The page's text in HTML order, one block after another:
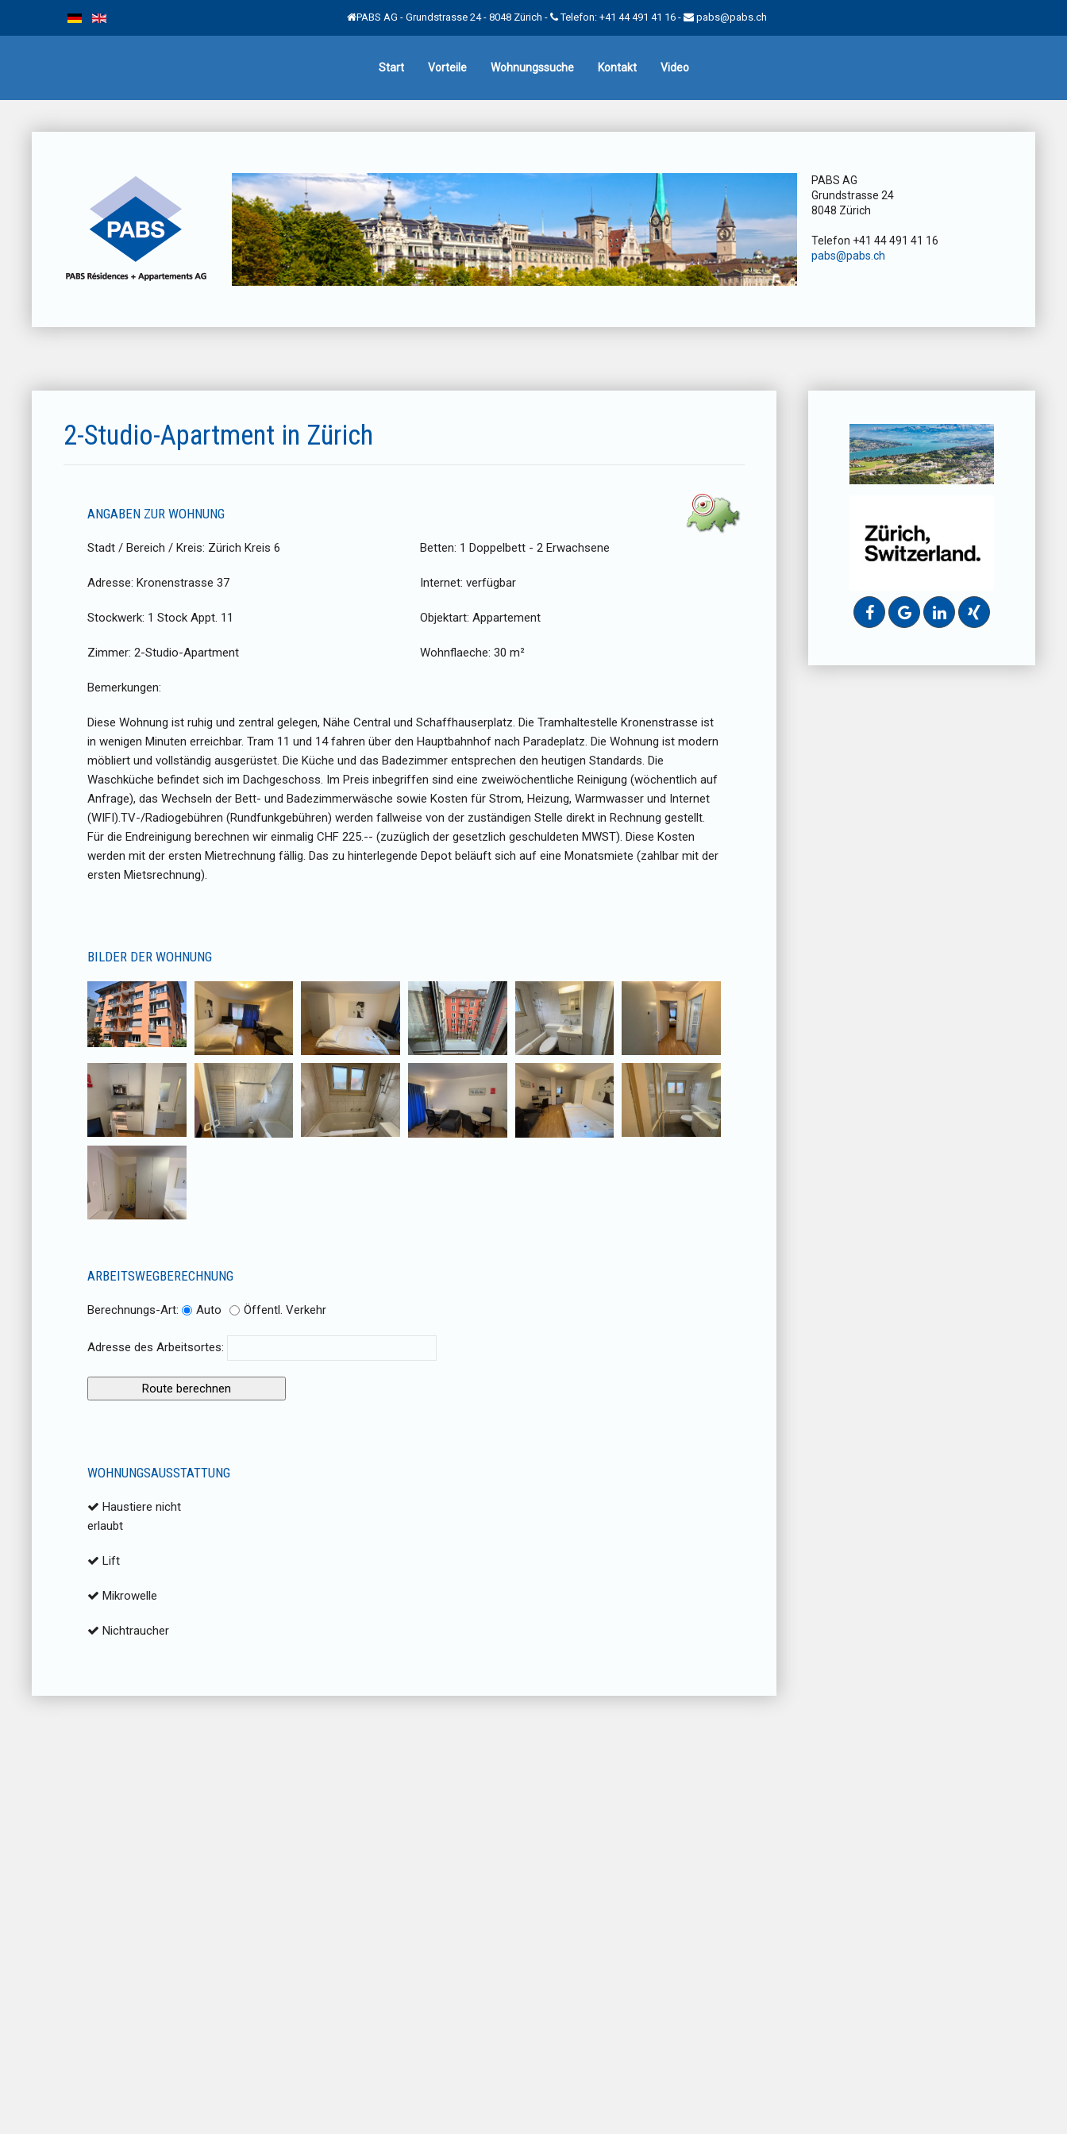
PABS AG - Grundstrasse 24 - 8048 Zürich - Telefon: +41 44 491 41 16 - pabs@pabs.ch
Start Vorteile Wohnungssuche Kontakt Video
PABS AG
Grundstrasse 24
8048 Zürich
Telefon +41 44 491 41 16
pabs@pabs.ch
2-Studio-Apartment in Zürich
ANGABEN ZUR WOHNUNG
Stadt / Bereich / Kreis: Zürich Kreis 6
Adresse: Kronenstrasse 37
Stockwerk: 1 Stock Appt. 11
Zimmer: 2-Studio-Apartment
Bemerkungen:
Betten: 1 Doppelbett - 2 Erwachsene
Internet: verfügbar
Objektart: Appartement
Wohnflaeche: 30 m²
Diese Wohnung ist ruhig und zentral gelegen, Nähe Central und Schaffhauserplatz. Die Tramhaltestelle Kronenstrasse ist
in wenigen Minuten erreichbar. Tram 11 und 14 fahren über den Hauptbahnhof nach Paradeplatz. Die Wohnung ist modern
möbliert und vollständig ausgerüstet. Die Küche und das Badezimmer entsprechen den heutigen Standards. Die
Waschküche befindet sich im Dachgeschoss. Im Preis inbegriffen sind eine zweiwöchentliche Reinigung (wöchentlich auf
Anfrage), das Wechseln der Bett- und Badezimmerwäsche sowie Kosten für Strom, Heizung, Warmwasser und Internet
(WIFI).TV-/Radiogebühren (Rundfunkgebühren) werden fallweise von der zuständigen Stelle direkt in Rechnung gestellt.
Für die Endreinigung berechnen wir einmalig CHF 225.-- (zuzüglich der gesetzlich geschuldeten MWST). Diese Kosten
werden mit der ersten Mietrechnung fällig. Das zu hinterlegende Depot beläuft sich auf eine Monatsmiete (zahlbar mit der
ersten Mietsrechnung).
BILDER DER WOHNUNG
ARBEITSWEGBERECHNUNG
Berechnungs-Art: Auto Öffentl. Verkehr
Adresse des Arbeitsortes:
WOHNUNGSAUSSTATTUNG
Haustiere nicht
erlaubt
Lift
Mikrowelle
Nichtraucher